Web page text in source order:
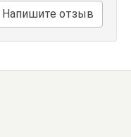
Напишите отзыв